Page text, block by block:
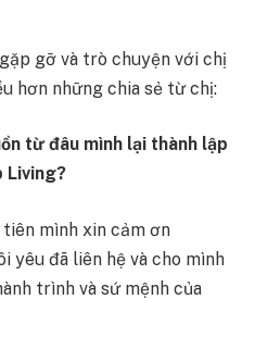
gỡ và trò chuyện với chị
hơn những chia sẻ từ chị:
từ đâu mình lại thành lập
Living?
mình xin cảm ơn
yêu đã liên hệ và cho mình
trình và sứ mệnh của